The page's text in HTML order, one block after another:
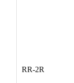
RR-2R